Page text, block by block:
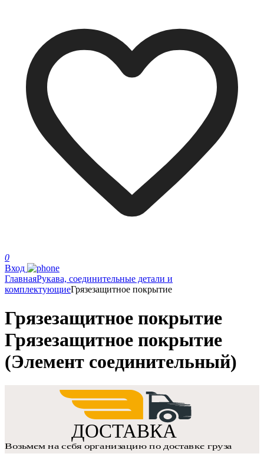
0
Вход
ГлавнаяРукава, соединительные детали и
комплектующиеГрязезащитное покрытие
Грязезащитное покрытие
Грязезащитное покрытие
(Элемент соединительный)